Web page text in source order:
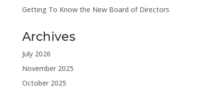
Getting To Know the New Board of Directors
Archives
July 2026
November 2025
October 2025